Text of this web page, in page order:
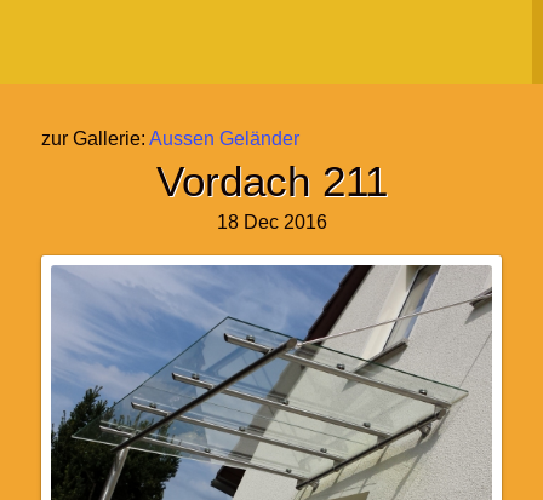
zur Gallerie: Aussen Geländer
Vordach 211
18 Dec 2016